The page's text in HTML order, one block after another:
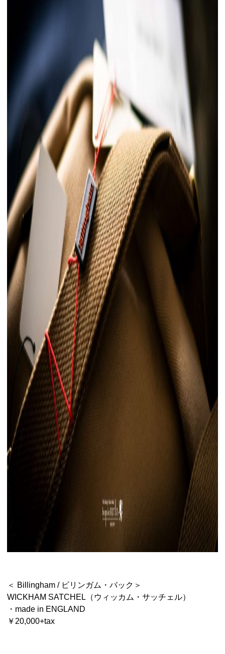
＜ Billingham / ビリンガム・バック＞
WICKHAM SATCHEL（ウィッカム・サッチェル）
・made in ENGLAND
￥20,000+tax